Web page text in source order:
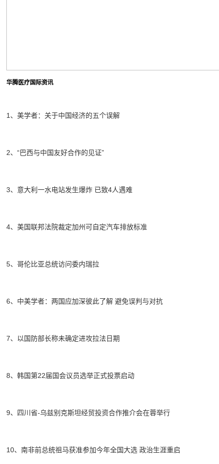
华腾医疗国际资讯
1、美学者：关于中国经济的五个误解
2、“巴西与中国友好合作的见证”
3、意大利一水电站发生爆炸 已致4人遇难
4、美国联邦法院裁定加州可自定汽车排放标准
5、哥伦比亚总统访问委内瑞拉
6、中美学者：两国应加深彼此了解 避免误判与对抗
7、以国防部长称未确定进攻拉法日期
8、韩国第22届国会议员选举正式投票启动
9、四川省-乌兹别克斯坦经贸投资合作推介会在蓉举行
10、南非前总统祖马获准参加今年全国大选 政治生涯重启